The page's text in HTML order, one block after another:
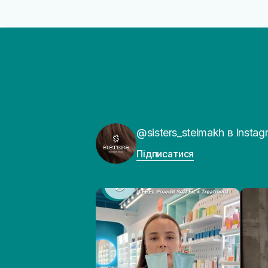
@sisters_stelmakh в
Підписатися